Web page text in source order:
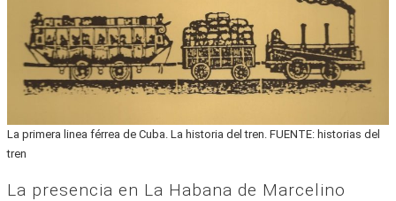
La primera linea férrea de Cuba. La historia del tren. FUENTE: historias del
tren
La presencia en La Habana de Marcelino